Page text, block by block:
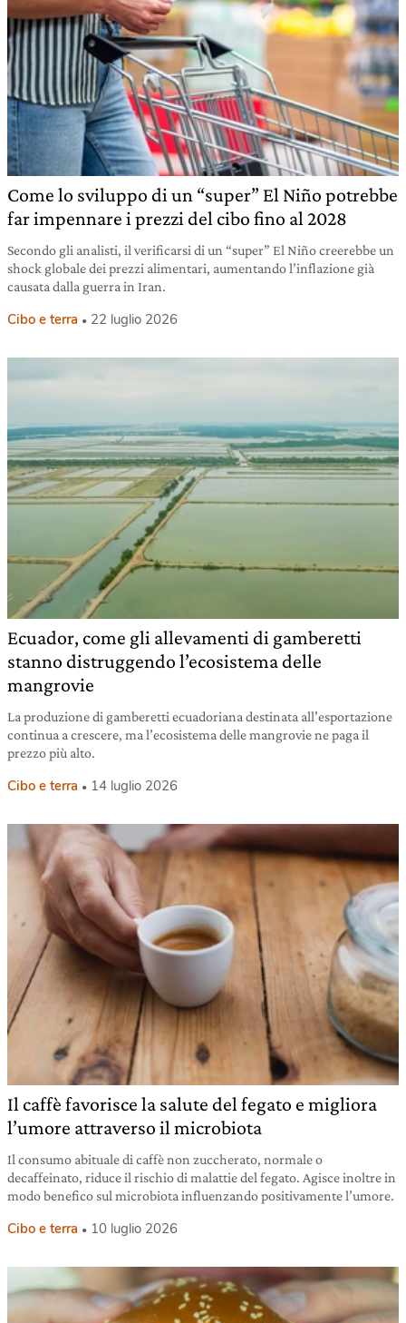
Come lo sviluppo di un “super” El Niño potrebbe
far impennare i prezzi del cibo fino al 2028
Secondo gli analisti, il verificarsi di un “super” El Niño creerebbe un
shock globale dei prezzi alimentari, aumentando l’inflazione già
causata dalla guerra in Iran.
Cibo e terra 22 luglio 2026
Ecuador, come gli allevamenti di gamberetti
stanno distruggendo l’ecosistema delle
mangrovie
La produzione di gamberetti ecuadoriana destinata all’esportazione
continua a crescere, ma l’ecosistema delle mangrovie ne paga il
prezzo più alto.
Cibo e terra 14 luglio 2026
Il caffè favorisce la salute del fegato e migliora
l’umore attraverso il microbiota
Il consumo abituale di caffè non zuccherato, normale o
decaffeinato, riduce il rischio di malattie del fegato. Agisce inoltre in
modo benefico sul microbiota influenzando positivamente l’umore.
Cibo e terra 10 luglio 2026